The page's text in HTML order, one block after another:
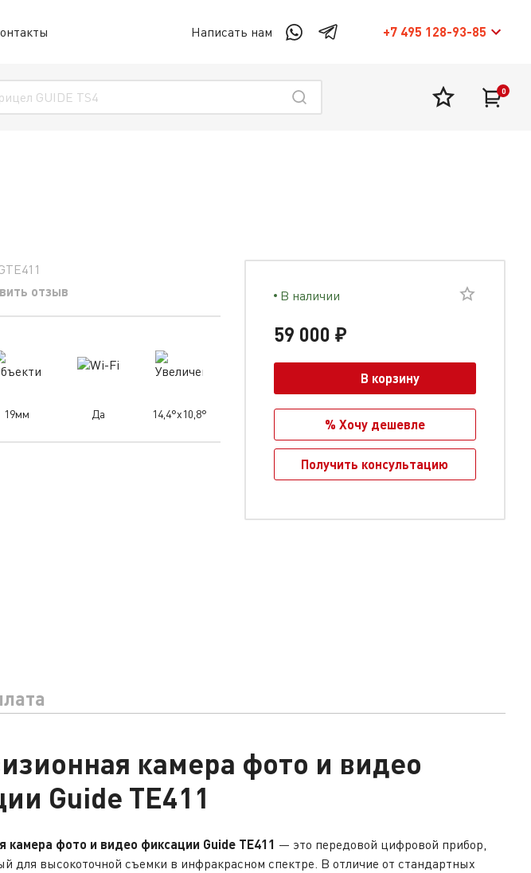
Написать нам +7 495 128-93-85
0
отзыв
19мм Да 14,4°x10,8°
камера фото и видео
Guide TE411
камера фото и видео фиксации Guide TE411 — это передовой цифровой прибор,
для высокоточной съемки в инфракрасном спектре. В отличие от стандартных
В наличии
59 000 ₽
В корзину
% Хочу дешевле
Получить консультацию